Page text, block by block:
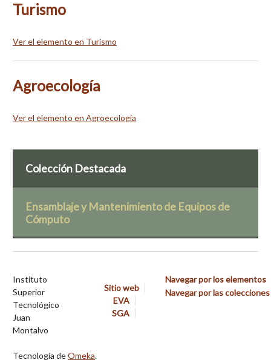
Turismo
Ver el elemento en Turismo
Agroecología
Ver el elemento en Agroecología
Colección Destacada
Ensamblaje y Mantenimiento de Equipos de
Cómputo
Navegar por los elementos
Navegar por las colecciones
Sitio web
EVA
SGA
Instituto
Superior
Tecnológico
Juan
Montalvo
Tecnología deOmeka.